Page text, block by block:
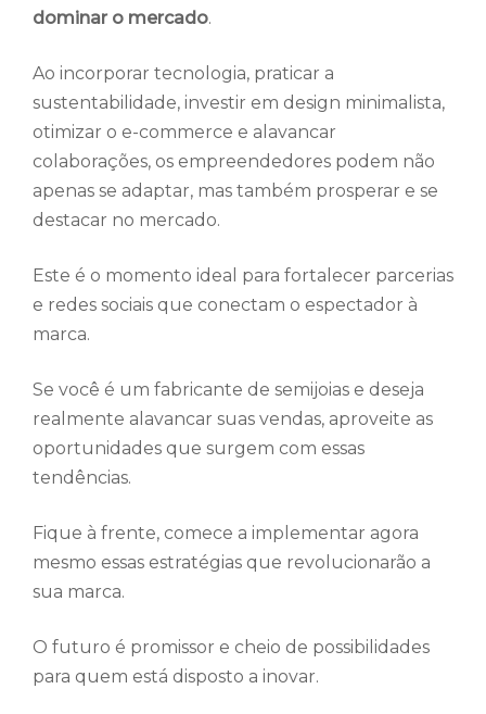
dominar o mercado.
Ao incorporar tecnologia, praticar a
sustentabilidade, investir em design minimalista,
otimizar o e-commerce e alavancar
colaborações, os empreendedores podem não
apenas se adaptar, mas também prosperar e se
destacar no mercado.
Este é o momento ideal para fortalecer parcerias
e redes sociais que conectam o espectador à
marca.
Se você é um fabricante de semijoias e deseja
realmente alavancar suas vendas, aproveite as
oportunidades que surgem com essas
tendências.
Fique à frente, comece a implementar agora
mesmo essas estratégias que revolucionarão a
sua marca.
O futuro é promissor e cheio de possibilidades
para quem está disposto a inovar.